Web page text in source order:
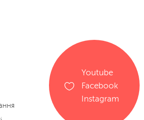
Youtube
Facebook
Instagram